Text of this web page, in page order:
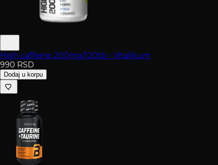
High caffeine 200mg/120tb - Vitalikum
990 RSD
Dodaj u korpu